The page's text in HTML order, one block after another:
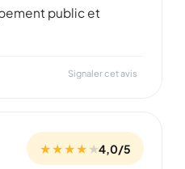
public et
Signaler cet avis
★ ★ ★ ★★4,0/5